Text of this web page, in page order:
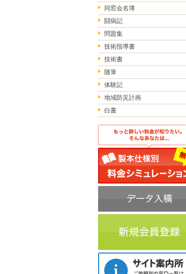
同窓会名簿
闘病記
問題集
技術指導書
技術書
随筆
体験記
地域防災計画
白書